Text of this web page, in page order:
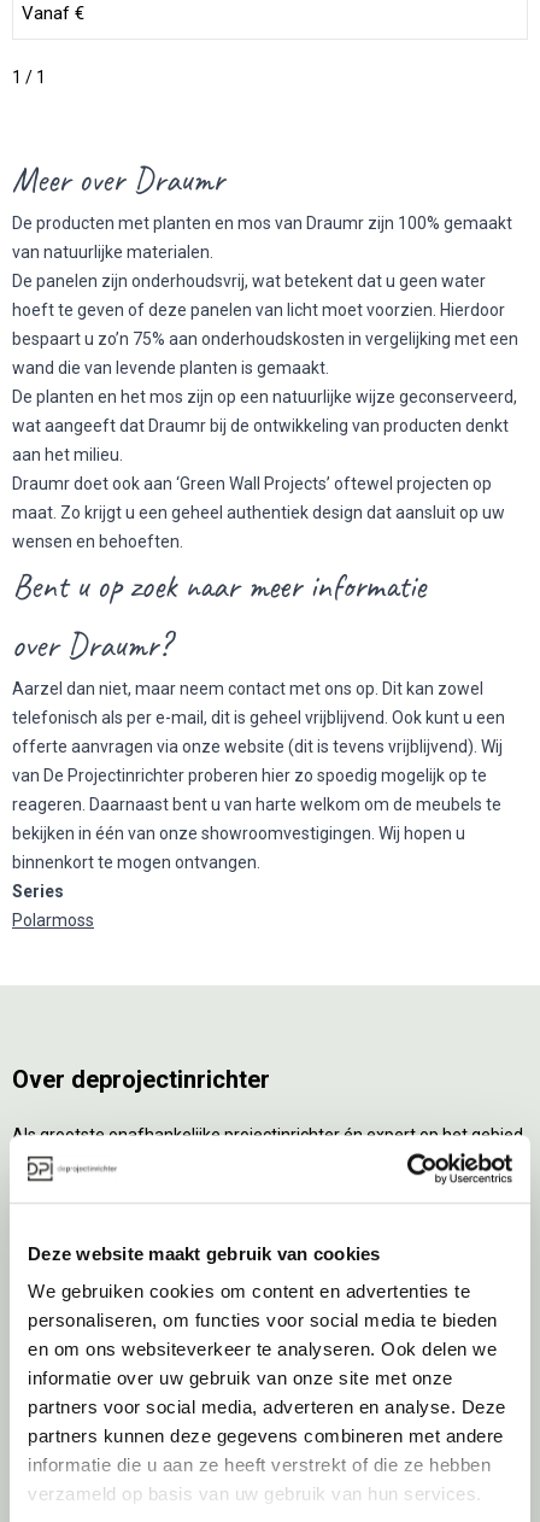
Deze website maakt gebruik van cookies
We gebruiken cookies om content en advertenties te
personaliseren, om functies voor social media te bieden
en om ons websiteverkeer te analyseren. Ook delen we
informatie over uw gebruik van onze site met onze
partners voor social media, adverteren en analyse. Deze
partners kunnen deze gegevens combineren met andere
informatie die u aan ze heeft verstrekt of die ze hebben
verzameld op basis van uw gebruik van hun services.
Vanaf €
1 / 1
Meer over Draumr
De producten met planten en mos van Draumr zijn 100% gemaakt
van natuurlijke materialen.
De panelen zijn onderhoudsvrij, wat betekent dat u geen water
hoeft te geven of deze panelen van licht moet voorzien. Hierdoor
bespaart u zo’n 75% aan onderhoudskosten in vergelijking met een
wand die van levende planten is gemaakt.
De planten en het mos zijn op een natuurlijke wijze geconserveerd,
wat aangeeft dat Draumr bij de ontwikkeling van producten denkt
aan het milieu.
Draumr doet ook aan ‘Green Wall Projects’ oftewel projecten op
maat. Zo krijgt u een geheel authentiek design dat aansluit op uw
wensen en behoeften.
Bent u op zoek naar meer informatie
over Draumr?
Aarzel dan niet, maar neem contact met ons op. Dit kan zowel
telefonisch als per e-mail, dit is geheel vrijblijvend. Ook kunt u een
offerte aanvragen via onze website (dit is tevens vrijblijvend). Wij
van De Projectinrichter proberen hier zo spoedig mogelijk op te
reageren. Daarnaast bent u van harte welkom om de meubels te
bekijken in één van onze showroomvestigingen. Wij hopen u
binnenkort te mogen ontvangen.
Series
Polarmoss
Over deprojectinrichter
Als grootste onafhankelijke projectinrichter én expert op het gebied
van de beste werkomgeving zetten we ons dagelijks met veel
passie en enthousiasme in om juist dat voor onze klanten te
kijken we ook naar de toekomst. Naar hoe we werkomgevingen een
tweede leven kunnen geven, bijvoorbeeld. Maar ook door keer op
keer actief te kijken naar de duurzaamste optie.
Belangrijke categorieën
Zitsta bureaus
Duo bureaus